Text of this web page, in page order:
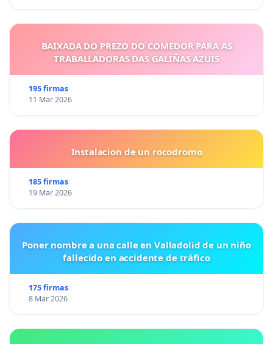
BAIXADA DO PREZO DO COMEDOR PARA AS
TRABALLADORAS DAS GALIÑAS AZUIS
195 firmas
11 Mar 2026
Instalacion de un rocodromo
185 firmas
19 Mar 2026
Poner nombre a una calle en Valladolid de un niño
fallecido en accidente de tráfico
175 firmas
8 Mar 2026